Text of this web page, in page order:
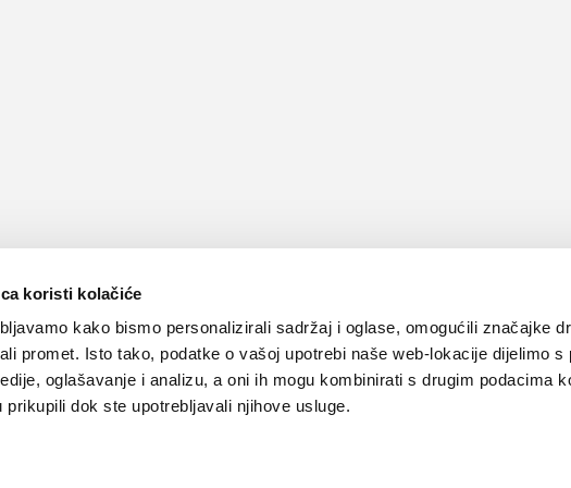
koristi kolačiće
kako bismo personalizirali sadržaj i oglase, omogućili značajke
promet. Isto tako, podatke o vašoj upotrebi naše web-lokacije dijelimo s
oglašavanje i analizu, a oni ih mogu kombinirati s drugim podacima
prikupili dok ste upotrebljavali njihove usluge.
Važne pravne